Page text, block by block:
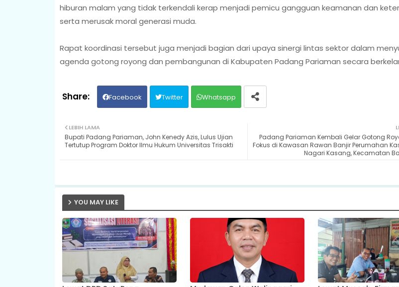
hiburan malam yang tidak terkendali kerap menjadi pemicu gangguan keamanan dan
serta merusak moral generasi muda.
Rapat koordinasi tersebut juga menjadi bagian dari upaya sinergi lintas sektor dalam
agenda gotong royong dan pembangunan di Kabupaten Padang Pariaman secara
Facebook Twitter Whatsapp
Padang Pariaman Kembali Gelar Gotong
Fokus di Kawasan Rawan Banjir Perumahan
Nagari Kasang, Kecamatan
LEBIH LAMA
Bupati Padang Pariaman, John Kenedy Azis, Lulus Ujian
Tertutup Program Doktor Ilmu Hukum Universitas Trisakti
YOU MAY LIKE